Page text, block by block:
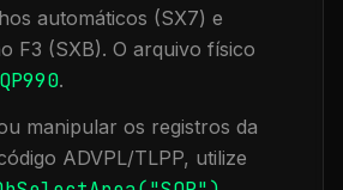
automáticos (SX7) e
F3 (SXB). O arquivo físico
.
manipular os registros da
ADVPL/TLPP, utilize